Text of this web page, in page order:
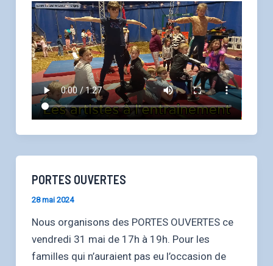
PORTES OUVERTES
28 mai 2024
Nous organisons des PORTES OUVERTES ce
vendredi 31 mai de 17h à 19h. Pour les
familles qui n’auraient pas eu l’occasion de